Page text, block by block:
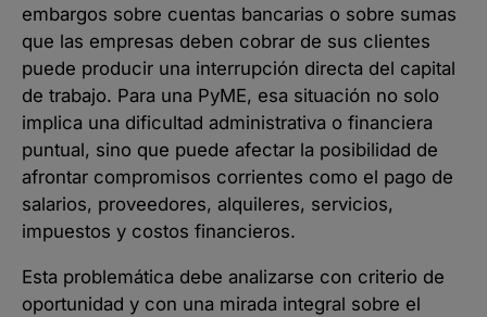
embargos sobre cuentas bancarias o sobre sumas
que las empresas deben cobrar de sus clientes
puede producir una interrupción directa del capital
de trabajo. Para una PyME, esa situación no solo
implica una dificultad administrativa o financiera
puntual, sino que puede afectar la posibilidad de
afrontar compromisos corrientes como el pago de
salarios, proveedores, alquileres, servicios,
impuestos y costos financieros.
Esta problemática debe analizarse con criterio de
oportunidad y con una mirada integral sobre el